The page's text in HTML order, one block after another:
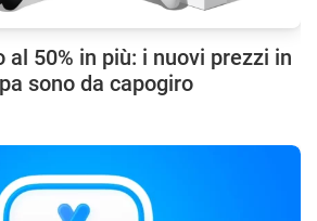
al 50% in più: i nuovi prezzi in
sono da capogiro